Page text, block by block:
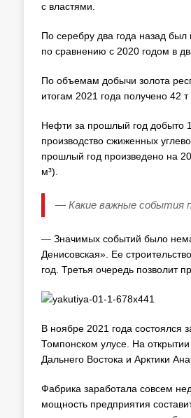
с властями.
По серебру два года назад
по сравнению с 2020 годом в
По объемам добычи золота
итогам 2021 года получено
Нефти за прошлый год добыто
производство сжиженных
прошлый год произведено на
м³).
— Какие важные события
— Значимых событий было
Денисовская». Ее
год. Третья очередь позволит
В ноябре 2021 года состоялся
Томпонском улусе. На
Дальнего Востока и Арктики
Фабрика заработала совсем
мощность предприятия